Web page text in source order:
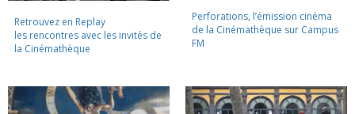
Retrouvez en Replay
les rencontres avec les invités de
la Cinémathèque
Perforations, l’émission cinéma
de la Cinémathèque sur Campus
FM